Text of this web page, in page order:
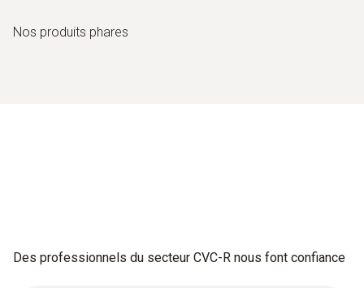
Nos produits phares
Des professionnels du secteur CVC-R nous font confiance